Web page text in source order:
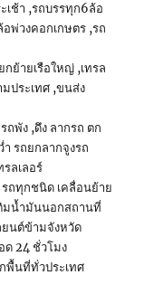
เช้า ,รถบรรทุก6ล้อ
พ่วงคอกเกษตร ,รถ
กย้ายเรือใหญ่ ,เทรล
มประเทศ ,ขนส่ง
ถพัง ,ดึง ลากรถ ตก
รถยกลากจูงรถ
ลเลอร์
ถทุกชนิด เคลื่อนย้าย
มน้ำมันนอกสถานที่
นต์ข้ามจังหวัด
ด 24 ชั่วโมง
พื้นที่ทั่วประเทศ